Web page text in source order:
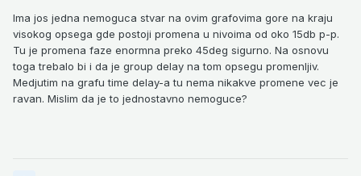
Za te korelacije izgleda da nikome nije validno sta mi
pisemo, zbog toga i uputih na nezavisno merenje u
damicevom linku.
Ima jos jedna nemoguca stvar na ovim grafovima gore na kraju
visokog opsega gde postoji promena u nivoima od oko 15db p-p.
Tu je promena faze enormna preko 45deg sigurno. Na osnovu
toga trebalo bi i da je group delay na tom opsegu promenljiv.
Medjutim na grafu time delay-a tu nema nikakve promene vec je
ravan. Mislim da je to jednostavno nemoguce?